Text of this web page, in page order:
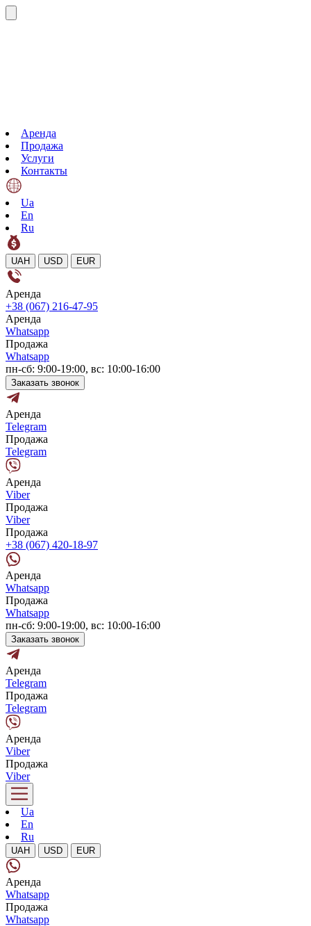
Аренда
Продажа
Услуги
Контакты
Ua
En
Ru
UAH USD EUR
Аренда
+38 (067) 216-47-95
Аренда
Whatsapp
Продажа
Whatsapp
пн-сб: 9:00-19:00, вс: 10:00-16:00
Заказать звонок
Аренда
Telegram
Продажа
Telegram
Аренда
Viber
Продажа
Viber
Продажа
+38 (067) 420-18-97
Аренда
Whatsapp
Продажа
Whatsapp
пн-сб: 9:00-19:00, вс: 10:00-16:00
Заказать звонок
Аренда
Telegram
Продажа
Telegram
Аренда
Viber
Продажа
Viber
Ua
En
Ru
UAH USD EUR
Аренда
Whatsapp
Продажа
Whatsapp